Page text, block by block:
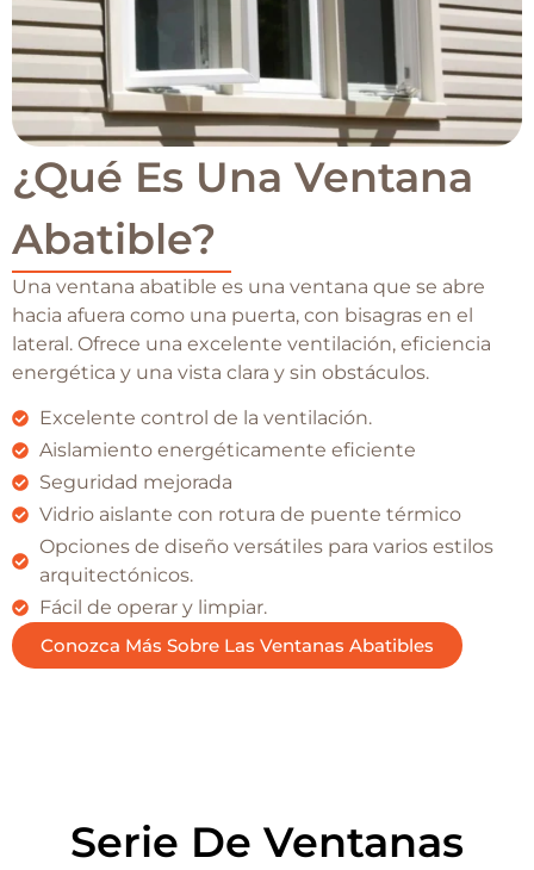
¿Qué Es Una Ventana
Abatible?
Una ventana abatible es una ventana que se abre
hacia afuera como una puerta, con bisagras en el
lateral. Ofrece una excelente ventilación, eficiencia
energética y una vista clara y sin obstáculos.
Excelente control de la ventilación.
Aislamiento energéticamente eficiente
Seguridad mejorada
Vidrio aislante con rotura de puente térmico
Opciones de diseño versátiles para varios estilos
arquitectónicos.
Fácil de operar y limpiar.
Conozca Más Sobre Las Ventanas Abatibles
Serie De Ventanas